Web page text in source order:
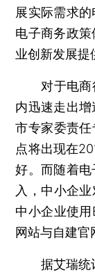
展实际需求
电子商务政
业创新发展提
对于电商
内迅速走出
市专家委责
点将出现在
好。而随着
入，中小企
中小企业使
网站与自建官
据艾瑞统计